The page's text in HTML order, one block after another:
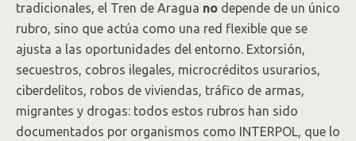
tradicionales, el Tren de Aragua no depende de un único
rubro, sino que actúa como una red flexible que se
ajusta a las oportunidades del entorno. Extorsión,
secuestros, cobros ilegales, microcréditos usurarios,
ciberdelitos, robos de viviendas, tráfico de armas,
migrantes y drogas: todos estos rubros han sido
documentados por organismos como INTERPOL, que lo